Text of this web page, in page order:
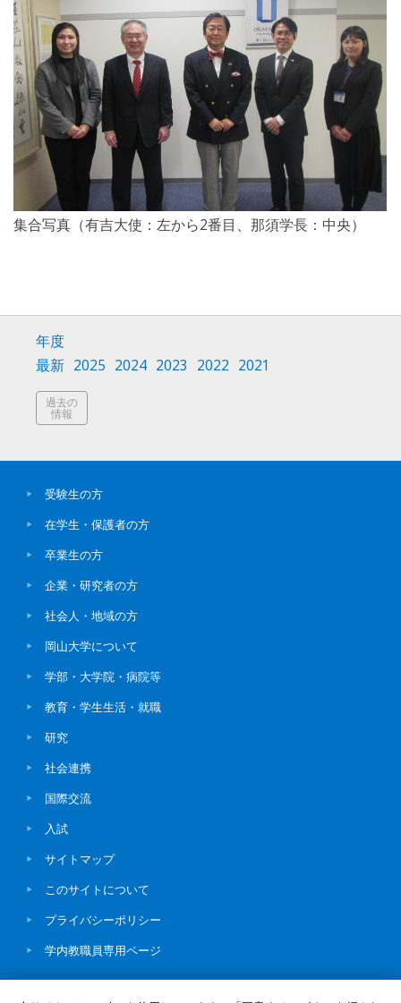
集合写真（有吉大使：左から2番目、那須学長：中央）
年度
最新 2025 2024 2023 2022 2021
過去の
情報
受験生の方
在学生・保護者の方
卒業生の方
企業・研究者の方
社会人・地域の方
岡山大学について
学部・大学院・病院等
教育・学生生活・就職
研究
社会連携
国際交流
入試
サイトマップ
このサイトについて
プライバシーポリシー
学内教職員専用ページ